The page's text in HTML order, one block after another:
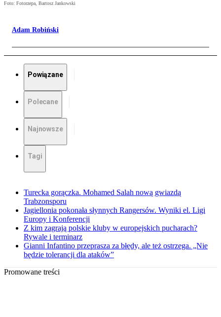
Foto: Fotorzepa, Bartosz Jankowski
Adam Robiński
Powiązane
Polecane
Najnowsze
Tagi
Turecka gorączka. Mohamed Salah nową gwiazdą
Trabzonsporu
Jagiellonia pokonała słynnych Rangersów. Wyniki el. Ligi
Europy i Konferencji
Z kim zagrają polskie kluby w europejskich pucharach?
Rywale i terminarz
Gianni Infantino przeprasza za błędy, ale też ostrzega. „Nie
będzie tolerancji dla ataków”
Promowane treści